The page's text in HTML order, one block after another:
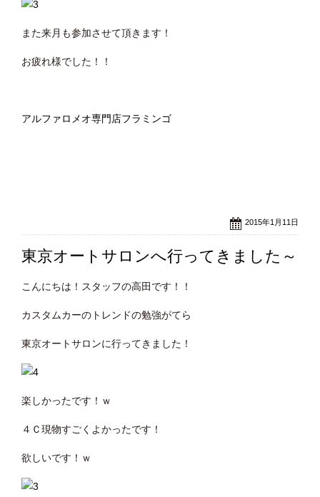
また来月も参加させて頂きます！
お疲れ様でした！！
アルファロメオ専門店フラミンゴ
2015年1月11日
東京オートサロンへ行ってきました～
こんにちは！スタッフの高田です！！
カスタムカーのトレンドの勉強がてら
東京オートサロンに行ってきました！
楽しかったです！ｗ
４Ｃ現物すごくよかったです！
欲しいです！ｗ